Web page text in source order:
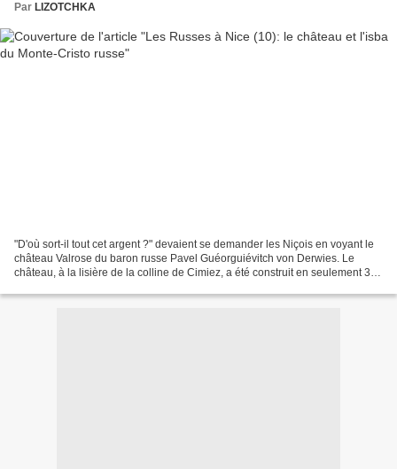
Par LIZOTCHKA
"D'où sort-il tout cet argent ?" devaient se demander les Niçois en voyant le
château Valrose du baron russe Pavel Guéorguiévitch von Derwies. Le
château, à la lisière de la colline de Cimiez, a été construit en seulement 3